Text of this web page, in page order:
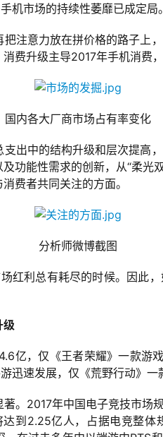
机市场的持续性萎靡已成定局。
注意力放在拼价格的路子上
费升级主导2017年手机消费
国内各大厂商市场占有率变化
出中的结构升级和层次提高
功能性需求的创新，从“柔光
费者共同关注的方面。
分析师微博截图
红利总有耗尽的时候。因此
级
亿，仅《王者荣耀》一款游
迅速发展，仅《荒野行动》
。2017年中国电子竞技市场
到2.25亿人，占据电竞整体